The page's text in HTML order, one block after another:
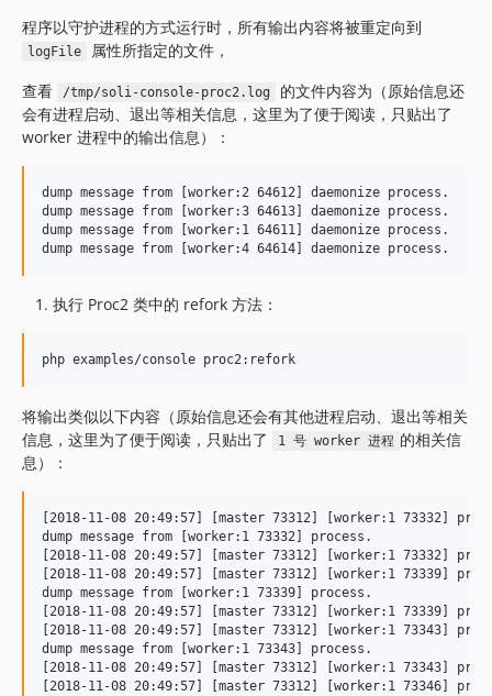
程序以守护进程的方式运行时，所有输出内容将被重定向到
logFile
属性所指定的文件，
查看
/tmp/soli-console-proc2.log
的文件内容为（原始信息还
会有进程启动、退出等相关信息，这里为了便于阅读，只贴出了
worker 进程中的输出信息）：
dump message from [worker:2 64612] daemonize process.
dump message from [worker:3 64613] daemonize process.
dump message from [worker:1 64611] daemonize process.
执行 Proc2 类中的 refork 方法：
将输出类似以下内容（原始信息还会有其他进程启动、退出等相关
信息，这里为了便于阅读，只贴出了
1 号 worker 进程 的相关信
息）：
[2018-11-08 20:49:57] [master 73312] [worker:1 73332]
dump message from [worker:1 73332] process.
[2018-11-08 20:49:57] [master 73312] [worker:1 73332]
[2018-11-08 20:49:57] [master 73312] [worker:1 73339]
dump message from [worker:1 73339] process.
[2018-11-08 20:49:57] [master 73312] [worker:1 73339]
[2018-11-08 20:49:57] [master 73312] [worker:1 73343]
dump message from [worker:1 73343] process.
[2018-11-08 20:49:57] [master 73312] [worker:1 73343]
[2018-11-08 20:49:57] [master 73312] [worker:1 73346]